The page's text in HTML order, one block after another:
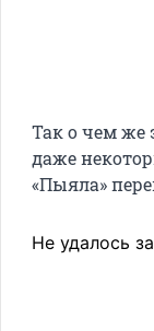
Так о чем же
даже
«Пыяла»
Не удалось